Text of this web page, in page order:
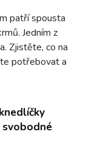
patří spousta
Jedním z
Zjistěte, co na
potřebovat a